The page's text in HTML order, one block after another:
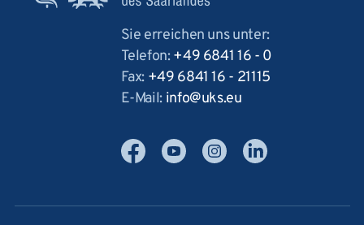
Sie erreichen uns unter:
Telefon:+49 6841 16 - 0
Fax: +49 6841 16 - 21115
E-Mail: info ukseu